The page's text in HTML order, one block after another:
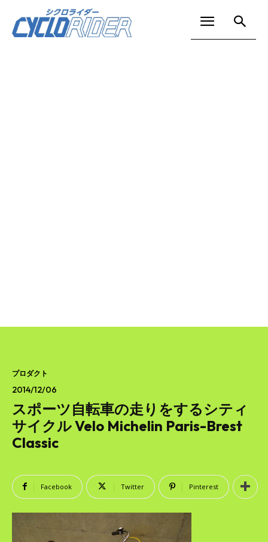
プロダクト
2014/12/06
スポーツ自転車の走りをするシティ
サイクル Velo Michelin Paris-Brest
Classic
Facebook Twitter Pinterest